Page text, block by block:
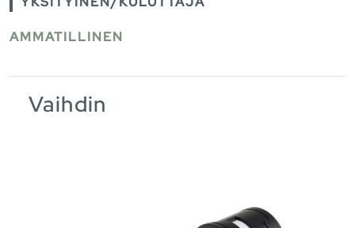
AMMATILLINEN
Vaihdin